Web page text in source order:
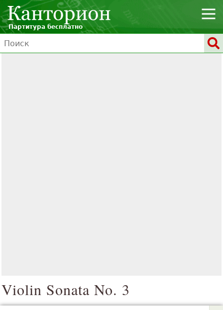
Партитура бесплатно
Violin Sonata No. 3